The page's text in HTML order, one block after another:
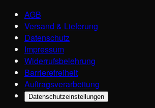
AGB
Versand & Lieferung
Datenschutz
Impressum
Widerrufsbelehrung
Barrierefreiheit
Auftragsverarbeitung
Datenschutzeinstellungen